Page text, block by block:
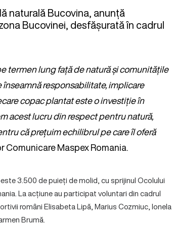
naturală Bucovina, anunță
Bucovinei, desfășurată în cadrul
termen lung față de natură și comunitățile
responsabilitate, implicare
copac plantat este o investiție în
acest lucru din respect pentru natură,
că prețuim echilibrul pe care îl oferă
Comunicare Maspex Romania.
3.500 de puieți de molid, cu sprijinul Ocolului
La acțiune au participat voluntari din cadrul
români Elisabeta Lipă, Marius Cozmiuc, Ionela
Brumă.